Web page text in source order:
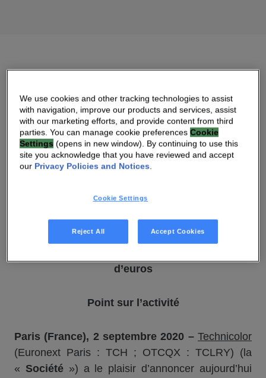
DOWNLOAD PDF
ADRESSE WEB SOURCE
Mise à disposition du solde du Nouveau
Financement
d’euros
Point sur l’activité
Paris (France), 2 septembre 2020 –Technicolor
(Euronext Paris : TCH ; OTCQX : TCLRY) (la
« Société») a le plaisir d’annoncer aujourd’hui
We use cookies and other tracking technologies to assist
with navigation, improve our products and services, assist
with our marketing efforts, and provide content from third
parties. You can manage cookie preferencesCookie
Settings (opens in new window). By continuing to use this
site you acknowledge that you have reviewed and accept
our Privacy Policies and Notices.
Cookie Settings
Reject All Accept Cookies